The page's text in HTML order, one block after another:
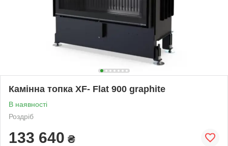
Камінна топка XF- Flat 900 graphite
В наявності
Роздріб
133 640 ₴